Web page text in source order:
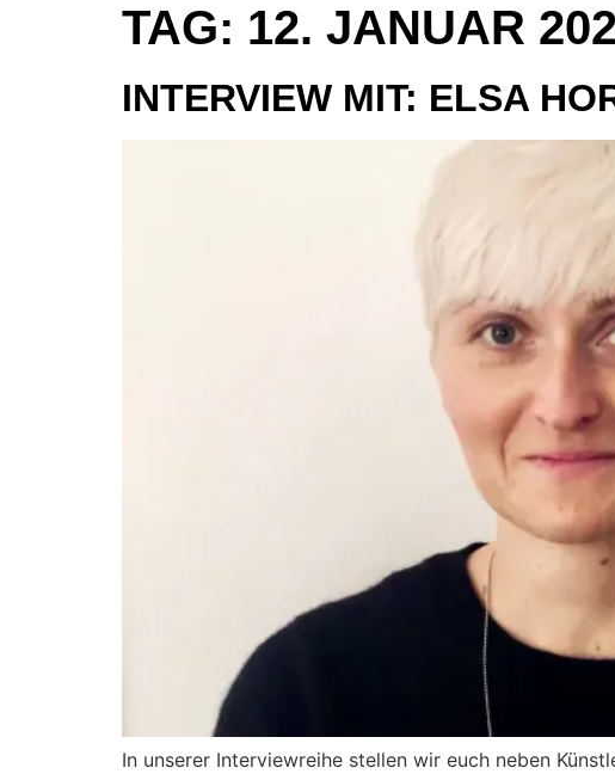
TAG: 12. JANUAR
INTERVIEW MIT: ELSA
In unserer Interviewreihe stellen wir euch neben